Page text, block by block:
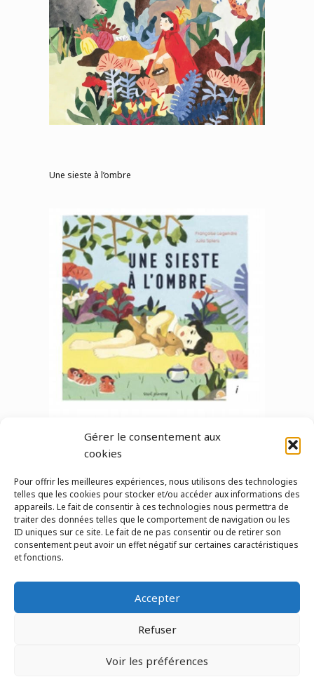
Gérer le consentement aux
cookies
Pour offrir les meilleures expériences, nous utilisons des technologies
telles que les cookies pour stocker et/ou accéder aux informations des
appareils. Le fait de consentir à ces technologies nous permettra de
traiter des données telles que le comportement de navigation ou les
ID uniques sur ce site. Le fait de ne pas consentir ou de retirer son
consentement peut avoir un effet négatif sur certaines caractéristiques
et fonctions.
Accepter
Refuser
Voir les préférences
Une sieste à l’ombre
←album précédent album suivant→
© 2026 Le Lab'Albums
Inscription Newsletter